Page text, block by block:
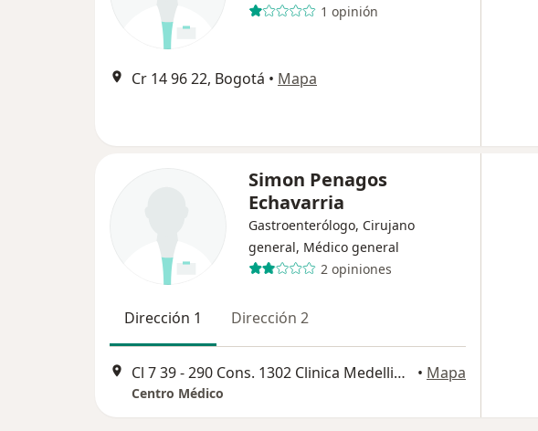
1 opinión
Cr 14 96 22, Bogotá • Mapa
Simon Penagos
Echavarria
Gastroenterólogo, Cirujano
general, Médico general
2 opiniones
Dirección 1 Dirección 2
Cl 7 39 - 290 Cons. 1302 Clinica Medellin El Poblado, Medellín • Mapa
Centro Médico